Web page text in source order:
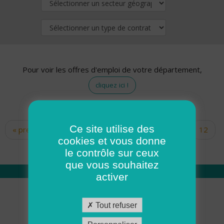
Pour voir les offres d'emploi de votre département,
cliquez ici !
Pages
« premier ‹ précédent … 10
12
14 15 16 17
Qui sommes nous
Académie ADMR
Ce site utilise des
cookies et vous donne
le contrôle sur ceux
que vous souhaitez
activer
Tout refuser